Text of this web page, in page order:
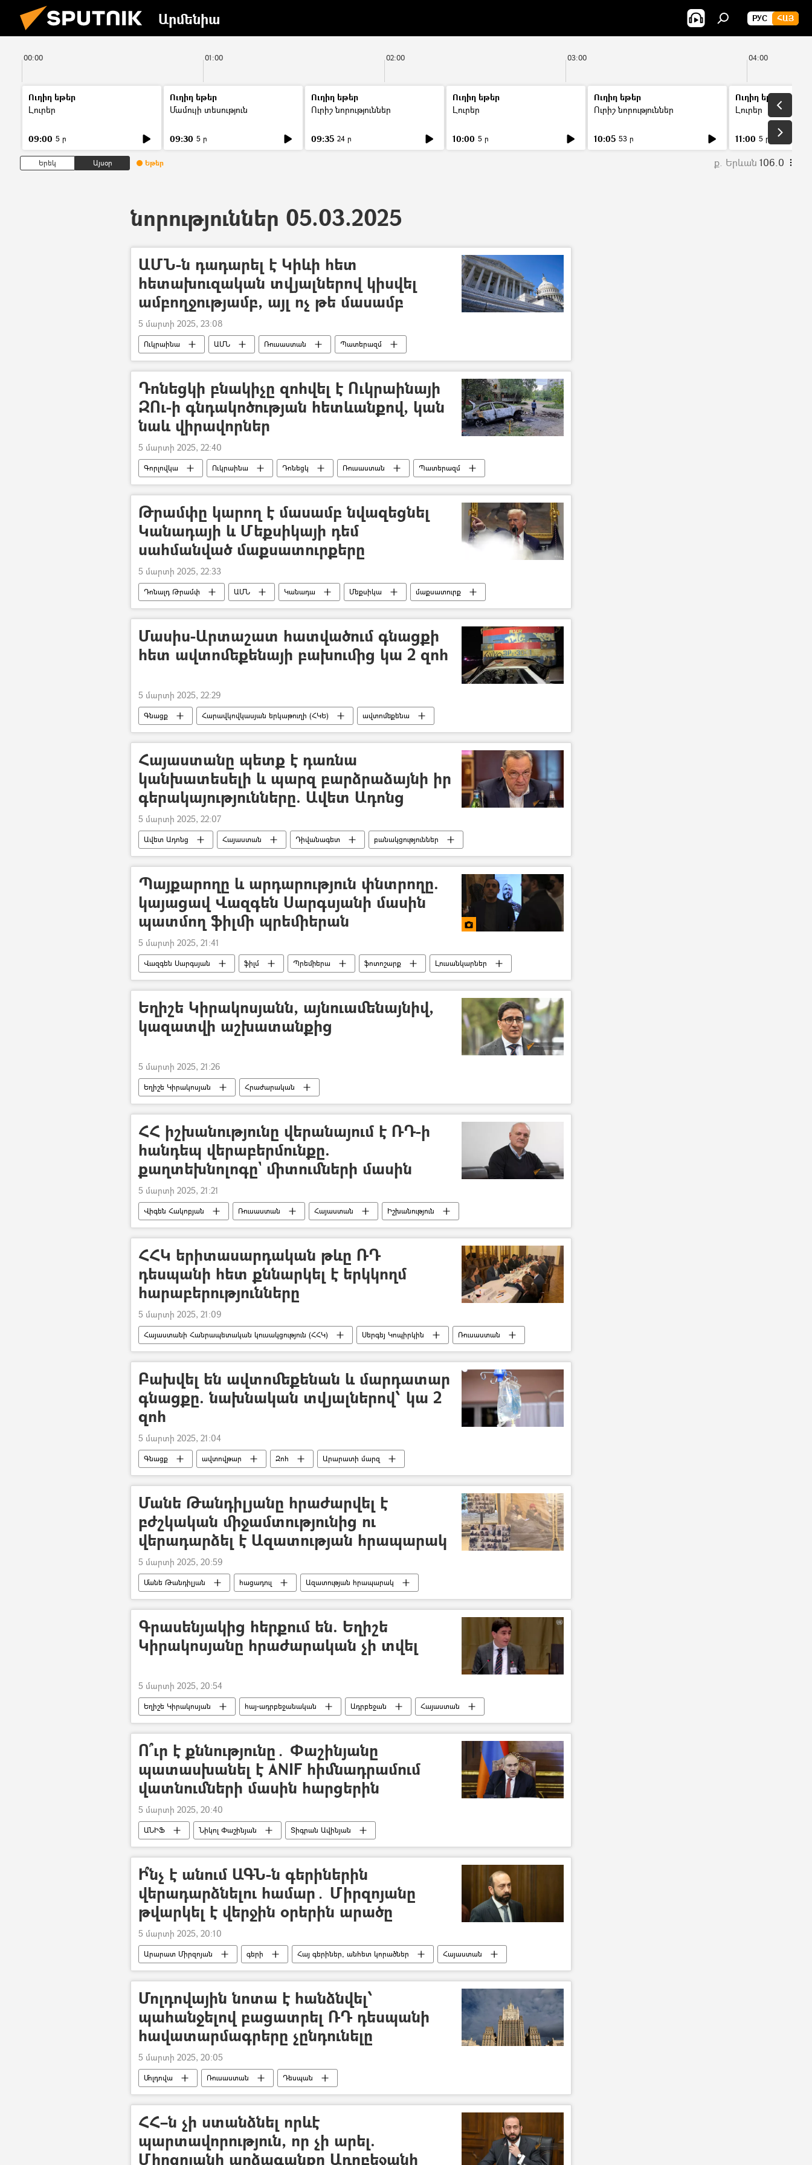
Արմենիա РУС ՀԱՅ
00:00 01:00 02:00 03:00 04:00
Ուղիղ եթեր
Լուրեր
09:00 5 ր
Ուղիղ եթեր
Մամուլի տեսություն
09:30 5 ր
Ուղիղ եթեր
Ուրիշ նորություններ
09:35 24 ր
Ուղիղ եթեր
Լուրեր
10:00 5 ր
Ուղիղ եթեր
Ուրիշ նորություններ
10:05 53 ր
Ուղիղ եթեր
Լուրեր
11:00 5 ր
Երեկ Այսօր Եթեր ք. Երևան 106.0
նորություններ 05.03.2025
ԱՄՆ-ն դադարել է Կիևի հետ
հետախուզական տվյալներով կիսվել
ամբողջությամբ, այլ ոչ թե մասամբ
5 մարտի 2025, 23:08
Ուկրաինա ԱՄՆ Ռուսաստան Պատերազմ
Դոնեցկի բնակիչը զոհվել է Ուկրաինայի
ԶՈւ-ի գնդակոծության հետևանքով, կան
նաև վիրավորներ
5 մարտի 2025, 22:40
Գորլովկա Ուկրաինա Դոնեցկ Ռուսաստան
Պատերազմ
Դոնբասի պաշտպանություն. ՌԴ–ի ռազմական հատուկ գործողությունը Ուկրաինայում
Թրամփը կարող է մասամբ նվազեցնել
Կանադայի և Մեքսիկայի դեմ
սահմանված մաքսատուրքերը
5 մարտի 2025, 22:33
Դոնալդ Թրամփ ԱՄՆ Կանադա Մեքսիկա մաքսատուրք
Մասիս-Արտաշատ հատվածում գնացքի
հետ ավտոմեքենայի բախումից կա 2 զոհ
5 մարտի 2025, 22:29
Գնացք Հարավկովկասյան երկաթուղի (ՀԿԵ)
ավտոմեքենա
Վթար, պատահար, սպանություն, գողություն
ավտովթար Զոհ
Հայաստանը պետք է դառնա
կանխատեսելի և պարզ բարձրաձայնի իր
գերակայությունները. Ավետ Ադոնց
5 մարտի 2025, 22:07
Ավետ Ադոնց Հայաստան Դիվանագետ
բանակցություններ
Քաղաքականություն
Պայքարողը և արդարություն փնտրողը.
կայացավ Վազգեն Սարգսյանի մասին
պատմող ֆիլմի պրեմիերան
5 մարտի 2025, 21:41
Վազգեն Սարգսյան ֆիլմ Պրեմիերա ֆոտոշարք
Լուսանկարներ
Լուսանկար
Եղիշե Կիրակոսյանն, այնուամենայնիվ,
կազատվի աշխատանքից
5 մարտի 2025, 21:26
Եղիշե Կիրակոսյան Հրաժարական
ՀՀ իշխանությունը վերանայում է ՌԴ-ի
հանդեպ վերաբերմունքը.
քաղտեխնոլոգը` միտումների մասին
5 մարտի 2025, 21:21
Վիգեն Հակոբյան Ռուսաստան Հայաստան Իշխանություն
ՀՀԿ երիտասարդական թևը ՌԴ
դեսպանի հետ քննարկել է երկկողմ
հարաբերությունները
5 մարտի 2025, 21:09
Հայաստանի Հանրապետական կուսակցություն (ՀՀԿ) Սերգեյ Կոպիրկին Ռուսաստան
Բախվել են ավտոմեքենան և մարդատար
գնացքը. նախնական տվյալներով՝ կա 2
զոհ
5 մարտի 2025, 21:04
Գնացք ավտովթար Զոհ Արարատի մարզ
Մանե Թանդիլյանը հրաժարվել է
բժշկական միջամտությունից ու
վերադարձել է Ազատության հրապարակ
5 մարտի 2025, 20:59
Մանե Թանդիլյան հացադուլ Ազատության հրապարակ
Գրասենյակից հերքում են. Եղիշե
Կիրակոսյանը հրաժարական չի տվել
5 մարտի 2025, 20:54
Եղիշե Կիրակոսյան հայ-ադրբեջանական Ադրբեջան Հայաստան
Ո՞ւր է քննությունը․ Փաշինյանը
պատասխանել է ANIF հիմնադրամում
վատնումների մասին հարցերին
5 մարտի 2025, 20:40
ԱՆԻՖ Նիկոլ Փաշինյան Տիգրան Ավինյան
Ի՞նչ է անում ԱԳՆ-ն գերիներին
վերադարձնելու համար․ Միրզոյանը
թվարկել է վերջին օրերին արածը
5 մարտի 2025, 20:10
Արարատ Միրզոյան գերի Հայ գերիներ, անհետ կորածներ
Հայաստան
հայ-ադրբեջանական
Ադրբեջան
Մոլդովային նոտա է հանձնվել՝
պահանջելով բացատրել ՌԴ դեսպանի
հավատարմագրերը չընդունելը
5 մարտի 2025, 20:05
Մոլդովա Ռուսաստան Դեսպան
ՀՀ–ն չի ստանձնել որևէ
պարտավորություն, որ չի արել.
Միրզոյանի արձագանքը Ադրբեջանի